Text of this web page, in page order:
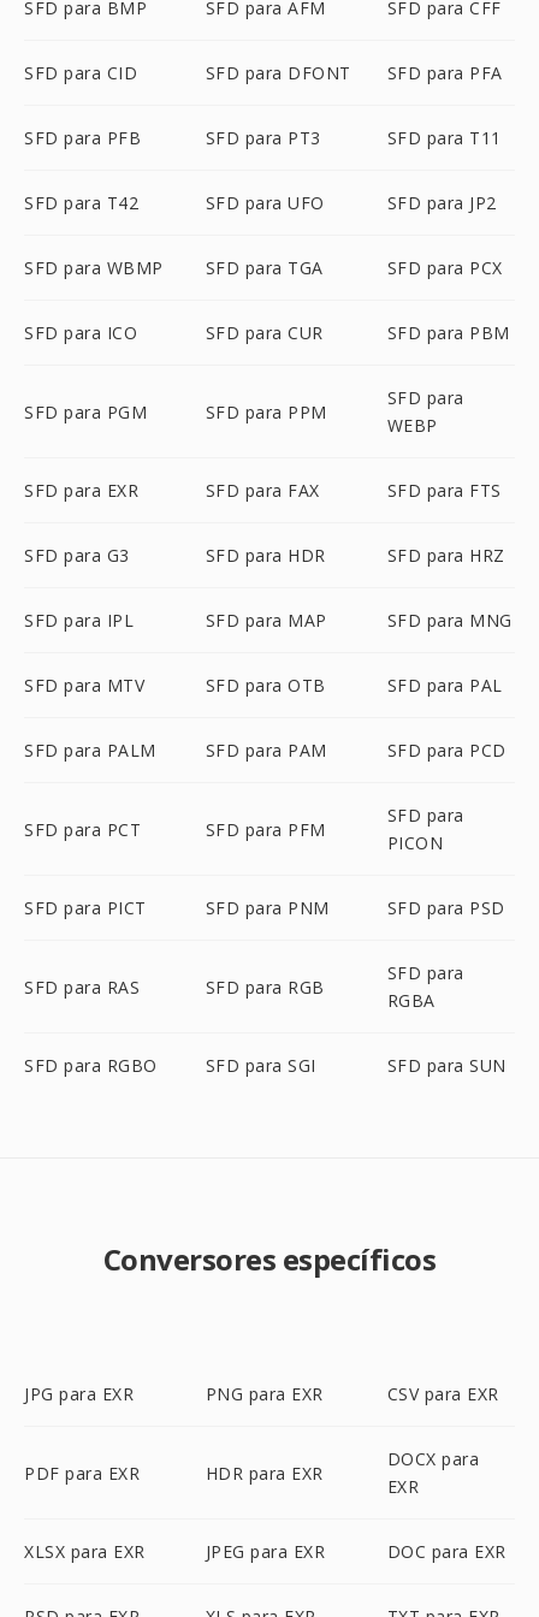
SFD para BMP SFD para AFM SFD para CFF
SFD para CID SFD para DFONT SFD para PFA
SFD para PFB SFD para PT3 SFD para T11
SFD para T42 SFD para UFO SFD para JP2
SFD para WBMP SFD para TGA SFD para PCX
SFD para ICO SFD para CUR SFD para PBM
SFD para PGM SFD para PPM
SFD para
WEBP
SFD para EXR SFD para FAX SFD para FTS
SFD para G3 SFD para HDR SFD para HRZ
SFD para IPL SFD para MAP SFD para MNG
SFD para MTV SFD para OTB SFD para PAL
SFD para PALM SFD para PAM SFD para PCD
SFD para PCT SFD para PFM
SFD para
PICON
SFD para PICT SFD para PNM SFD para PSD
SFD para RAS SFD para RGB
SFD para
RGBA
SFD para RGBO SFD para SGI SFD para SUN
Conversores específicos
JPG para EXR PNG para EXR CSV para EXR
PDF para EXR HDR para EXR
DOCX para
EXR
XLSX para EXR JPEG para EXR DOC para EXR